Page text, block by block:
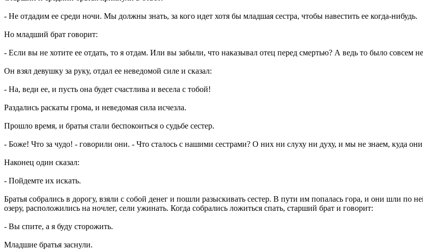
- Не отдадим ее среди ночи. Мы должны знать, за кого идет хотя бы младшая сестра, чтобы навестить ее когда-нибудь.
Но младший брат говорит:
- Если вы не хотите ее отдать, то я отдам. Или вы забыли, что наказывал отец перед смертью? А ведь то было совсем
Он взял девушку за руку, отдал ее неведомой силе и сказал:
- На, веди ее, и пусть она будет счастлива и весела с тобой!
Раздались раскаты грома, и неведомая сила исчезла.
Прошло время, и братья стали беспокоиться о судьбе сестер.
- Боже! Что за чудо! - говорили они. - Что сталось с нашими сестрами? О них ни слуху ни духу, и мы не знаем, куда
Наконец один сказал:
- Пойдемте их искать.
Братья собрались в дорогу, взяли с собой денег и пошли разыскивать сестер. В пути им попалась гора, и они шли
озеру, расположились на ночлег, сели ужинать. Когда собрались ложиться спать, старший брат и говорит:
- Вы спите, а я буду сторожить.
Младшие братья заснули.